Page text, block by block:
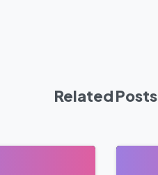
Related Posts